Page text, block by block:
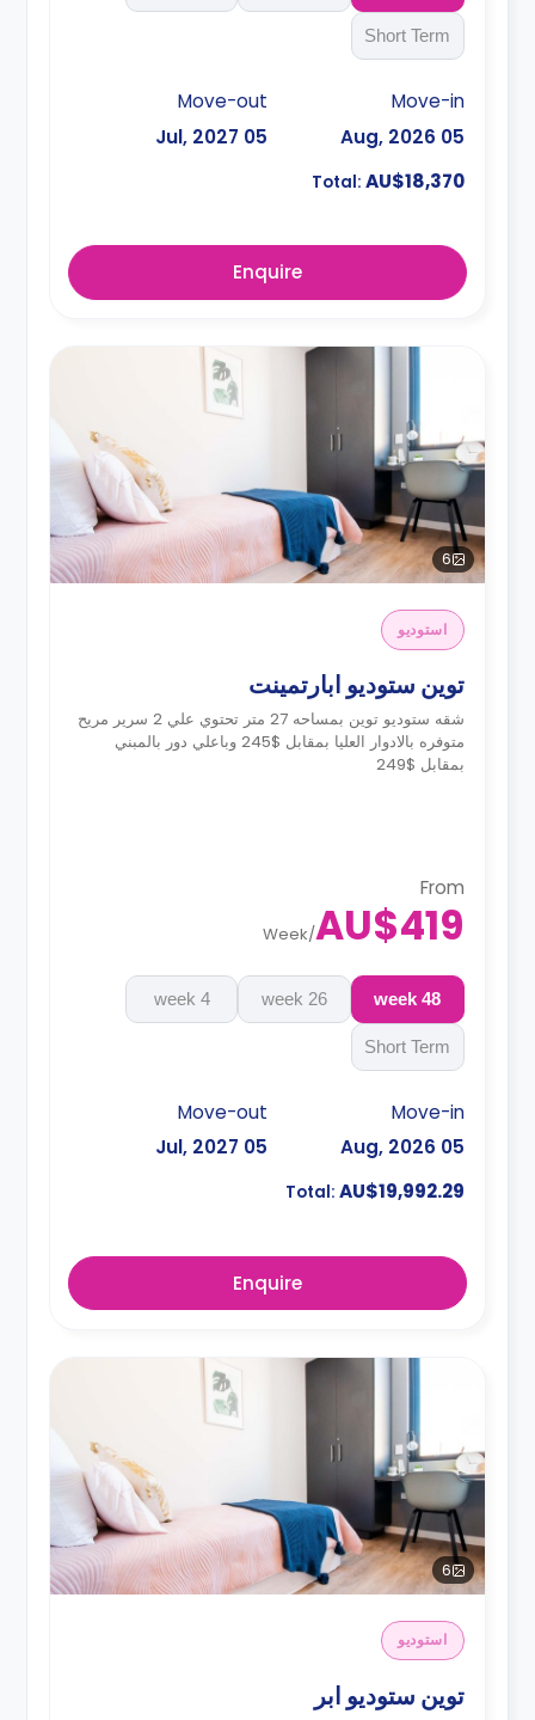
Short Term
Move-in
05 Aug, 2026
Move-out
05 Jul, 2027
Total: AU$18,370
Enquire
6
استوديو
توين ستوديو ابارتمينت
شقه ستوديو توين بمساحه 27 متر تحتوي علي 2 سرير مريح
متوفره بالادوار العليا بمقابل $245 وباعلي دور بالمبني
بمقابل $249
From
AU$419
/
Week
48 week
26 week
4 week
Short Term
Move-in
05 Aug, 2026
Move-out
05 Jul, 2027
Total: AU$19,992.29
Enquire
6
استوديو
توين ستوديو ابر